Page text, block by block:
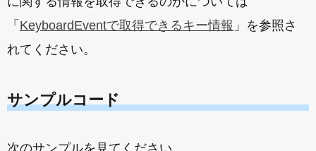
「 KeyboardEventで取得できるキー情報 」を参照さ
れてください。
サンプルコード
次のサンプルを見てください。